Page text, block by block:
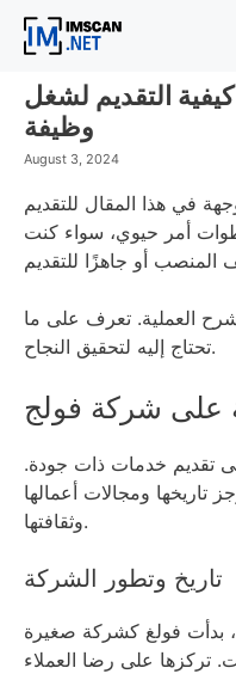
Skip
التقديم لشغل
وظيفة
August 3, 2024
في هذا المقال للتقديم
أمر حيوي، سواء كنت
العملية. تعرف على ما
تحتاج إليه لتحقيق النجاح.
على شركة فولج
تقديم خدمات ذات جودة.
تاريخها ومجالات أعمالها
وثقافتها.
تاريخ وتطور الشركة
بدأت فولغ كشركة صغيرة
تركزها على رضا العملاء